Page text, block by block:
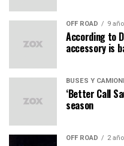
OFF ROAD 9
According to
accessory is
BUSES Y
‘Better Call
season
OFF ROAD 2